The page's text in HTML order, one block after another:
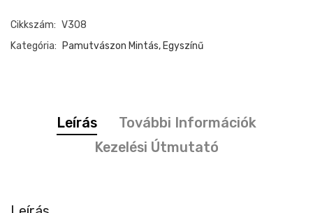
mennyiség
Cikkszám: V308
Kategória:
Pamutvászon Mintás, Egyszínű
Leírás
További Információk
Kezelési Útmutató